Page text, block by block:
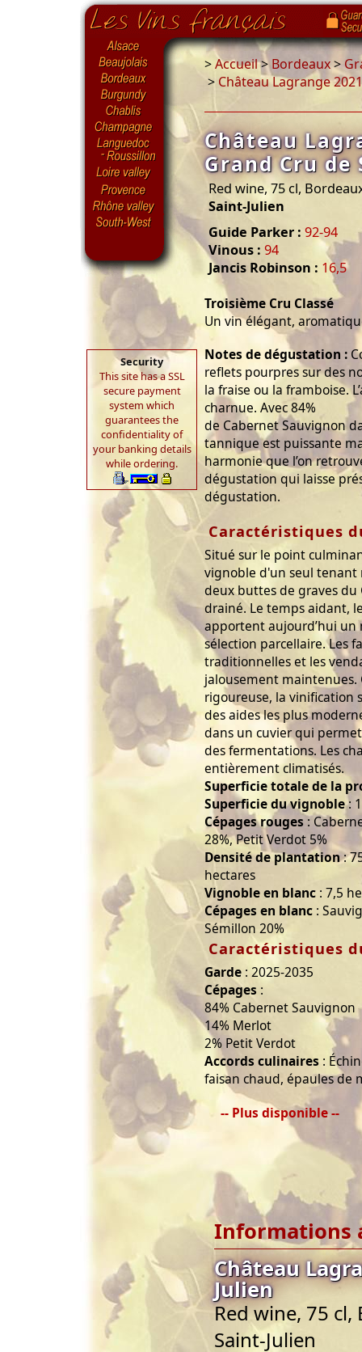
Security
This site has a SSL
secure payment
system which
guarantees the
confidentiality of
your banking details
while ordering.
>Accueil>Bordeaux>
> Château Lagrange
Château
Grand Cru de
Red wine, 75 cl,
Saint-Julien
Guide Parker : 92-94
Vinous : 94
Jancis Robinson : 16,5
Troisième Cru Classé
Un vin élégant,
Notes de dégustation :
reflets pourpres sur des
la fraise ou la framboise.
charnue. Avec 84%
de Cabernet Sauvignon
tannique est puissante
harmonie que l’on
dégustation qui laisse
dégustation.
Caractéristiques
Situé sur le point
vignoble d'un seul tenant
deux buttes de graves
drainé. Le temps aidant,
apportent aujourd’hui un
sélection parcellaire. Les
traditionnelles et les
jalousement maintenues.
rigoureuse, la vinification
des aides les plus
dans un cuvier qui
des fermentations. Les
entièrement climatisés.
Superficie totale de la
Superficie du vignoble:
Cépages rouges:
28%, Petit Verdot 5%
Densité de plantation:
hectares
Vignoble en blanc : 7,5
Cépages en blanc :
Sémillon 20%
Caractéristiques
Garde : 2025-2035
Cépages :
84% Cabernet Sauvignon
14% Merlot
2% Petit Verdot
Accords culinaires :
faisan chaud, épaules de
-- Plus disponible --
Informations
Château
Julien
Red wine, 75 cl,
Saint-Julien